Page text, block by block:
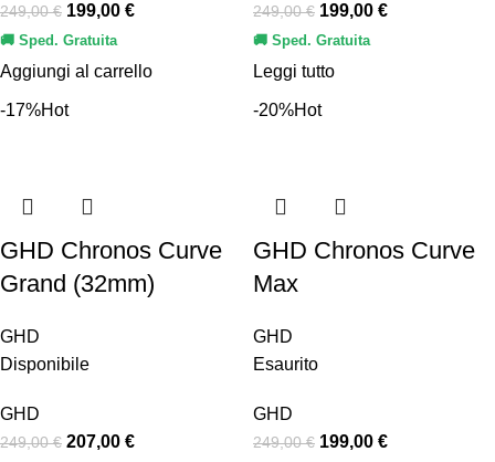
249,00€ 199,00 €
🚚 Sped. Gratuita
Aggiungi al carrello
249,00€ 199,00 €
🚚 Sped. Gratuita
Leggi tutto
-17%Hot
GHD Chronos Curve
Grand (32mm)
GHD
Disponibile
GHD
249,00€ 207,00 €
-20%Hot
GHD Chronos Curve
Max
GHD
Esaurito
GHD
249,00€ 199,00 €